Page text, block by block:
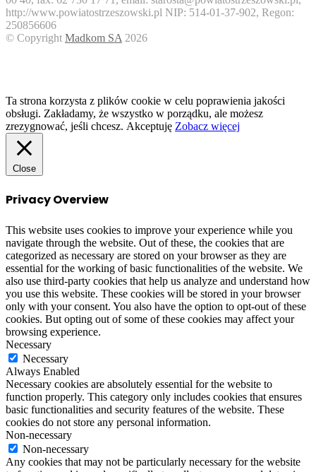
http://www.powiatostrzeszowski.pl NIP: 514-01-37-902, Regon:
250856606
© Copyright Madkom SA 2026
Ta strona korzysta z plików cookie w celu poprawienia jakości
obsługi. Zakładamy, że wszystko w porządku, ale możesz
zrezygnować, jeśli chcesz. Akceptuję Zobacz więcej
Close
Privacy Overview
This website uses cookies to improve your experience while you
navigate through the website. Out of these, the cookies that are
categorized as necessary are stored on your browser as they are
essential for the working of basic functionalities of the website. We
also use third-party cookies that help us analyze and understand how
you use this website. These cookies will be stored in your browser
only with your consent. You also have the option to opt-out of these
cookies. But opting out of some of these cookies may affect your
browsing experience.
Necessary
Necessary
Always Enabled
Necessary cookies are absolutely essential for the website to
function properly. This category only includes cookies that ensures
basic functionalities and security features of the website. These
cookies do not store any personal information.
Non-necessary
Non-necessary
Any cookies that may not be particularly necessary for the website